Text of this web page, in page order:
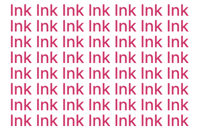
lnk lnk lnk lnk lnk lnk lnk
lnk lnk lnk lnk lnk lnk lnk
lnk lnk lnk lnk lnk lnk lnk
lnk lnk lnk lnk lnk lnk lnk
lnk lnk lnk lnk lnk lnk lnk
lnk lnk lnk lnk lnk lnk lnk
lnk lnk lnk lnk lnk lnk lnk
lnk lnk lnk lnk lnk lnk lnk